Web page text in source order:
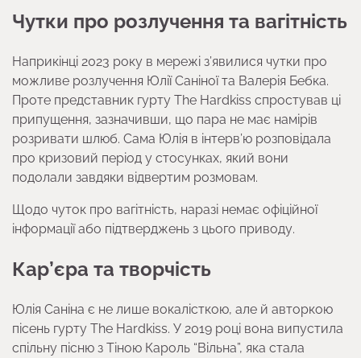
Чутки про розлучення та вагітність
Наприкінці 2023 року в мережі з’явилися чутки про
можливе розлучення Юлії Саніної та Валерія Бебка.
Проте представник гурту The Hardkiss спростував ці
припущення, зазначивши, що пара не має намірів
розривати шлюб. Сама Юлія в інтерв’ю розповідала
про кризовий період у стосунках, який вони
подолали завдяки відвертим розмовам.
Щодо чуток про вагітність, наразі немає офіційної
інформації або підтверджень з цього приводу.
Кар’єра та творчість
Юлія Саніна є не лише вокалісткою, але й авторкою
пісень гурту The Hardkiss. У 2019 році вона випустила
спільну пісню з Тіною Кароль “Вільна”, яка стала